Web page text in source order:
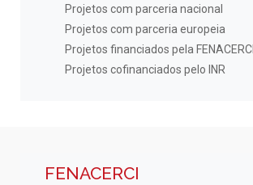
Projetos com parceria nacional
Projetos com parceria europeia
Projetos financiados pela FENACERCI
Projetos cofinanciados pelo INR
FENACERCI